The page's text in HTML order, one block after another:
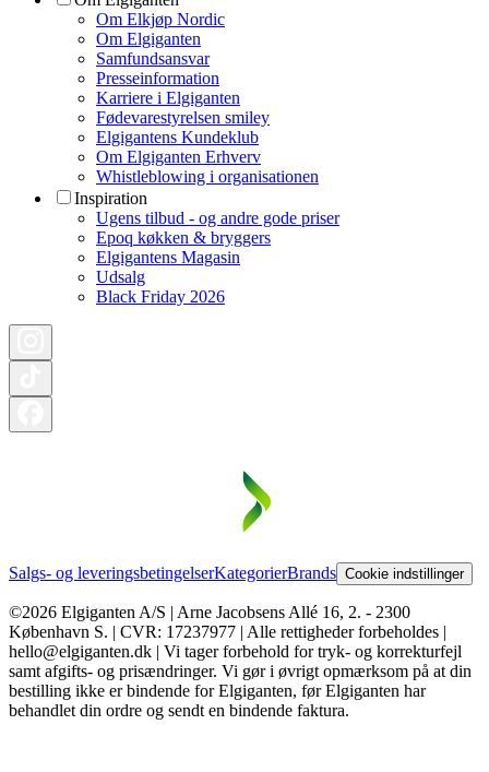
Om Elkjøp Nordic
Om Elgiganten
Samfundsansvar
Presseinformation
Karriere i Elgiganten
Fødevarestyrelsen smiley
Elgigantens Kundeklub
Om Elgiganten Erhverv
Whistleblowing i organisationen
Inspiration
Ugens tilbud - og andre gode priser
Epoq køkken & bryggers
Elgigantens Magasin
Udsalg
Black Friday 2026
Salgs- og leveringsbetingelserKategorierBrands Cookie indstillinger
©2026 Elgiganten A/S | Arne Jacobsens Allé 16, 2. - 2300
København S. | CVR: 17237977 | Alle rettigheder forbeholdes |
hello@elgiganten.dk | Vi tager forbehold for tryk- og korrekturfejl
samt afgifts- og prisændringer. Vi gør i øvrigt opmærksom på at din
bestilling ikke er bindende for Elgiganten, før Elgiganten har
behandlet din ordre og sendt en bindende faktura.